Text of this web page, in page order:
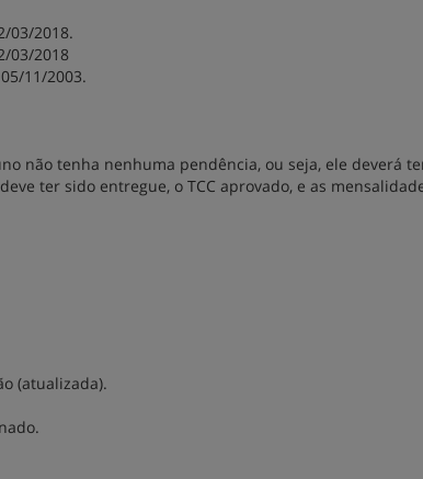
03/2018.
03/2018
11/2003.
não tenha nenhuma pendência, ou seja, ele deverá
ter sido entregue, o TCC aprovado, e as
(atualizada).